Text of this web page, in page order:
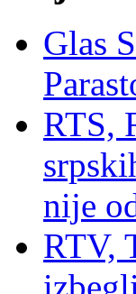
Glas
RTS,
nije
RTV,